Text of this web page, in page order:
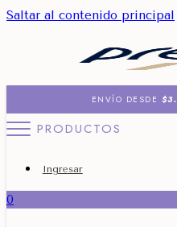
Saltar al contenido principal
ENVÍO DESDE
PRODUCTOS
Ingresar
0